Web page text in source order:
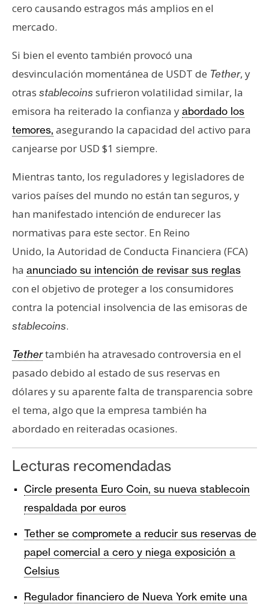
cero causando estragos más amplios en el
mercado.
Si bien el evento también provocó una
desvinculación momentánea de USDT de Tether, y
otras stablecoins sufrieron volatilidad similar, la
emisora ha reiterado la confianza yabordado los
temores, asegurando la capacidad del activo para
canjearse por USD $1 siempre.
Mientras tanto, los reguladores y legisladores de
varios países del mundo no están tan seguros, y
han manifestado intención de endurecer las
normativas para este sector. En Reino
Unido, la Autoridad de Conducta Financiera (FCA)
ha anunciado su intención de revisar sus reglas
con el objetivo de proteger a los consumidores
contra la potencial insolvencia de las emisoras de
stablecoins.
Tethertambién ha atravesado controversia en el
pasado debido al estado de sus reservas en
dólares y su aparente falta de transparencia sobre
el tema, algo que la empresa también ha
abordado en reiteradas ocasiones.
Lecturas recomendadas
Circle presenta Euro Coin, su nueva stablecoin
respaldada por euros
Tether se compromete a reducir sus reservas de
papel comercial a cero y niega exposición a
Celsius
Regulador financiero de Nueva York emite una